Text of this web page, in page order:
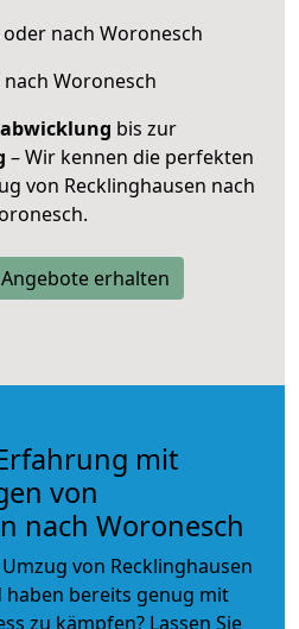
nach Woronesch
nach Woronesch
bis zur
– Wir kennen die perfekten
von Recklinghausen nach
erhalten
mit
von
nach Woronesch
von Recklinghausen
haben bereits genug mit
zu kämpfen? Lassen Sie